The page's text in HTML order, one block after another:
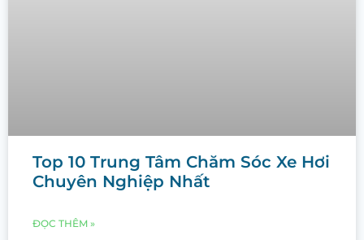
Top 10 Trung Tâm Chăm Sóc Xe Hơi
Chuyên Nghiệp Nhất
ĐỌC THÊM »